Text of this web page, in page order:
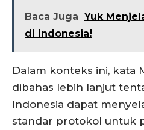
Baca Juga Yuk
di Indonesia!
Dalam konteks ini, kata
dibahas lebih lanjut
Indonesia dapat
standar protokol untuk